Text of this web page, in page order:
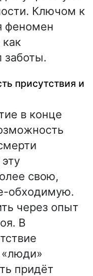
Ключом к
феномен
заботы.
присутствия и
в конце
свою,
обходимую.
через опыт
В
«люди»
придёт